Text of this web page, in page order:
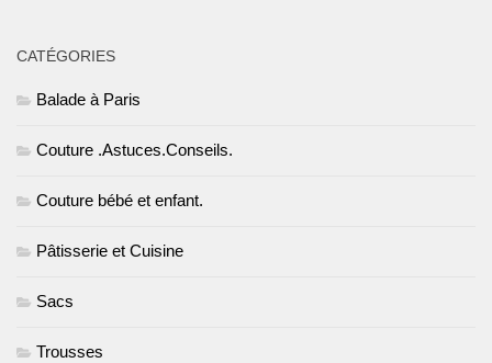
CATÉGORIES
Balade à Paris
Couture .Astuces.Conseils.
Couture bébé et enfant.
Pâtisserie et Cuisine
Sacs
Trousses